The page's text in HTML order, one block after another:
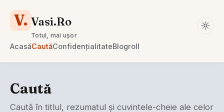
V. Vasi.Ro
Totul, mai ușor
AcasăCautăConfidențialitateBlogroll
Caută
Caută în titlul, rezumatul și cuvintele-cheie ale celor